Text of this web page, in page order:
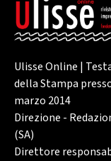
Ulisse Online |
della Stampa
marzo 2014
Direzione -
(SA)
Direttore